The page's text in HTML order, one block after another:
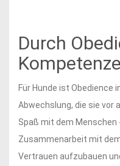
Durch
Für Hunde ist Obedience
Abwechslung, die sie vor
Spaß mit dem Menschen
Zusammenarbeit mit
Vertrauen aufzubauen